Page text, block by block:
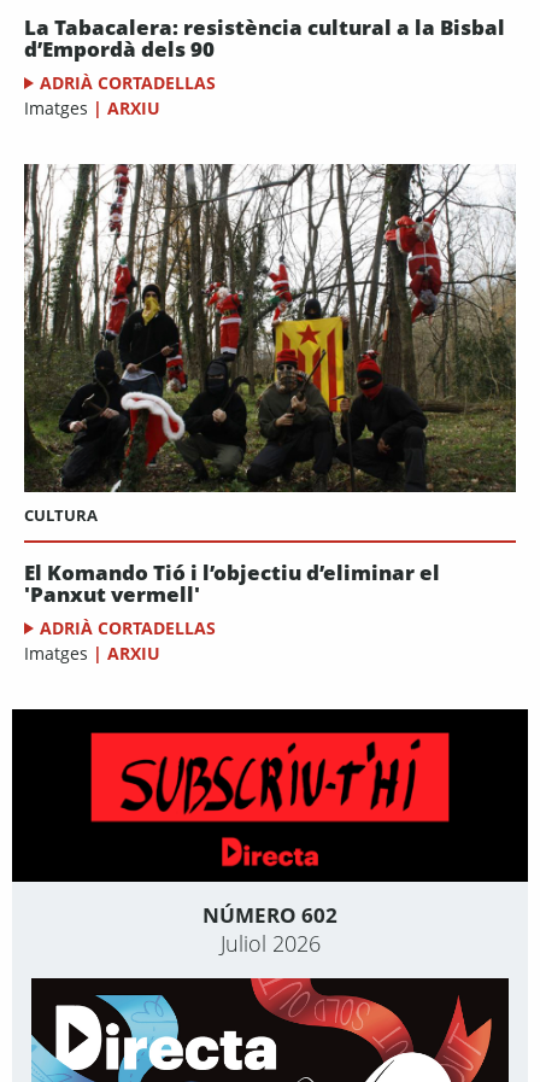
La Tabacalera: resistència cultural a la Bisbal
d’Empordà dels 90
ADRIÀ CORTADELLAS
Imatges | ARXIU
CULTURA
El Komando Tió i l’objectiu d’eliminar el
'Panxut vermell'
ADRIÀ CORTADELLAS
Imatges | ARXIU
NÚMERO 602
Juliol 2026